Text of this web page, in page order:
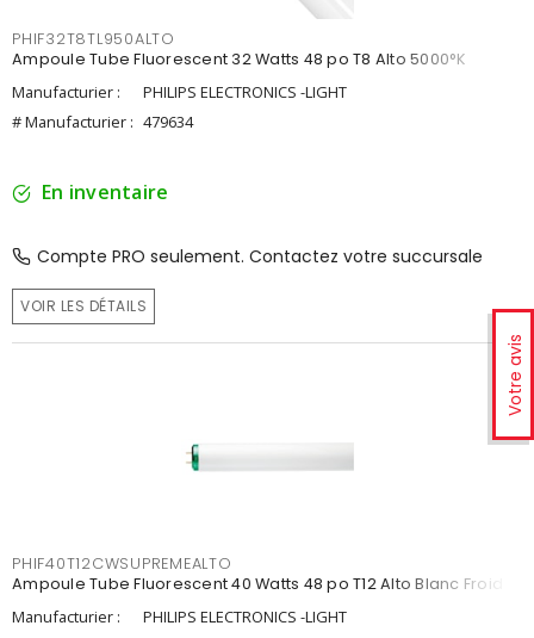
Votre avis
PHIF32T8TL950ALTO
Ampoule Tube Fluorescent 32 Watts 48 po T8 Alto 5000°K
Manufacturier :
PHILIPS ELECTRONICS -LIGHT
# Manufacturier : 479634
En inventaire
Compte PRO seulement. Contactez votre succursale
VOIR LES DÉTAILS
PHIF40T12CWSUPREMEALTO
Ampoule Tube Fluorescent 40 Watts 48 po T12 Alto Blanc Froid
Manufacturier :
PHILIPS ELECTRONICS -LIGHT